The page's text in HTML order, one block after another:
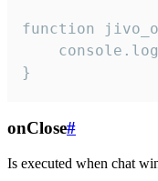
function
}
onClose#
Is executed when chat